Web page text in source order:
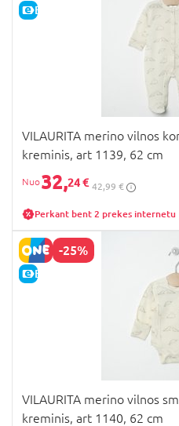
E-KAINA
VILAURITA merino vilnos
kreminis, art 1139, 62 cm
32,24 € 42,99 €
Perkant bent 2 prekes internetu
-25%
E-KAINA
VILAURITA merino vilnos
kreminis, art 1140, 62 cm